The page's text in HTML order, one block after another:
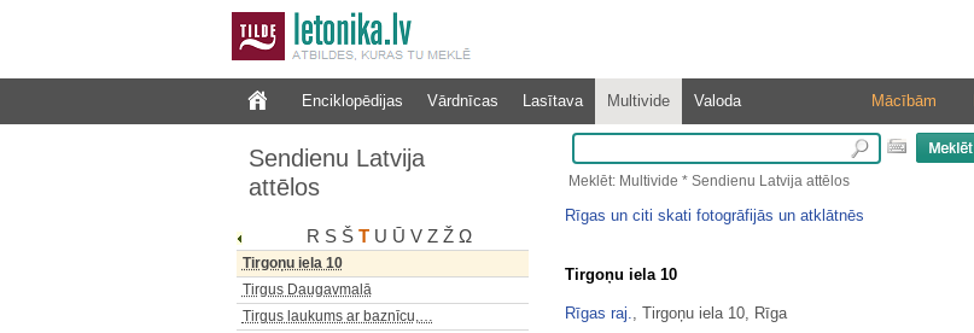
Enciklopēdijas Vārdnīcas Lasītava Multivide Valoda Mācībām
Sendienu Latvija
attēlos
R S Š T U Ū V Z Ž Ω
Tilts pār Abavu pie Kandavas
Tilts pār kanālu ziemā
Tilts pār Lielupi pie Bulduriem
Tilts pār Lielupi pie Jelgavas
Tilts pār Ventu pie Kuldīgas
Tilts pār Ventu pie Kuldīgas
Tirgoņu iela
Tirgoņu iela 10
Tirgus Daugavmalā
Tirgus laukums ar baznīcu,…
Meklēt: Multivide * Sendienu Latvija attēlos
Rīgas un citi skati fotogrāfijās un atklātnēs
Tirgoņu iela 10
Rīgas raj. , Tirgoņu iela 10, Rīga